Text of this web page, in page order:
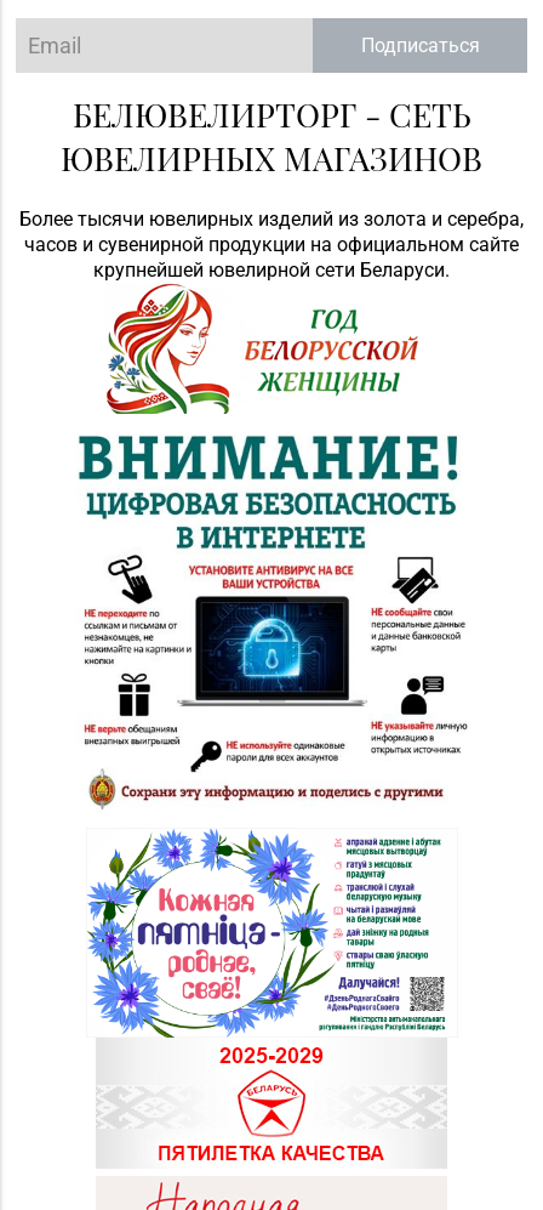
Подписаться
БЕЛЮВЕЛИРТОРГ - СЕТЬ
ЮВЕЛИРНЫХ МАГАЗИНОВ
Более тысячи ювелирных изделий из золота и серебра,
часов и сувенирной продукции на официальном сайте
крупнейшей ювелирной сети Беларуси.